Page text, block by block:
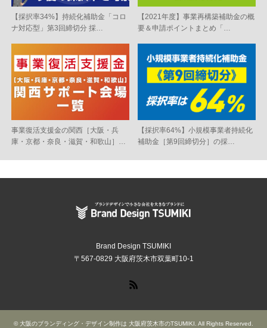
【採択率34%】持続化補助金「コロ
ナ対応型」第3回締切分 採…
【2021年度】事業再構築補助金の概
要＆申請ポイントまとめ「…
事業復活支援金の関西［大阪・兵
庫・京都・奈良・滋賀・和歌山］…
【採択率64%】小規模事業者持続化
補助金［第9回締切分］の採…
Brand Design TSUMIKI
〒567-0829 大阪府茨木市双葉町10-1
© 大阪のブランディング・デザイン制作は 大阪府茨木市のTSUMIKI . All Rights Reserved.